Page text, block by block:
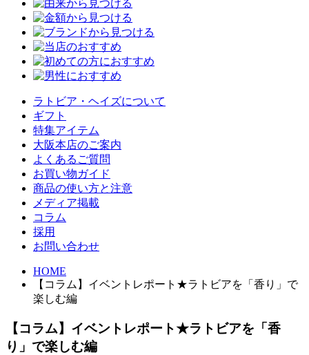
ラトビア・ヘイズについて
ギフト
特集アイテム
大阪本店のご案内
よくあるご質問
お買い物ガイド
商品の使い方と注意
メディア掲載
コラム
採用
お問い合わせ
HOME
【コラム】イベントレポート★ラトビアを「香り」で
楽しむ編
【コラム】イベントレポート★ラトビアを「香
り」で楽しむ編